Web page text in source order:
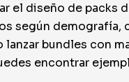
el diseño de packs
según demografía,
bundles con
encontrar